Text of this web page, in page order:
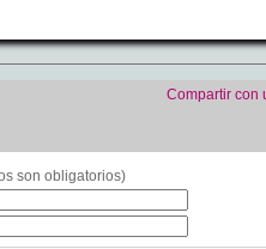
Compartir con
son obligatorios)